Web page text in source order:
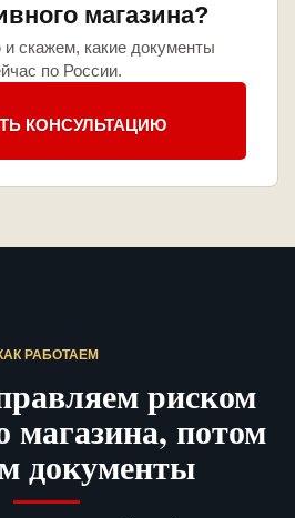
магазина?
скажем, какие документы
по России.
КОНСУЛЬТАЦИЮ
РАБОТАЕМ
риском
магазина, потом
документы